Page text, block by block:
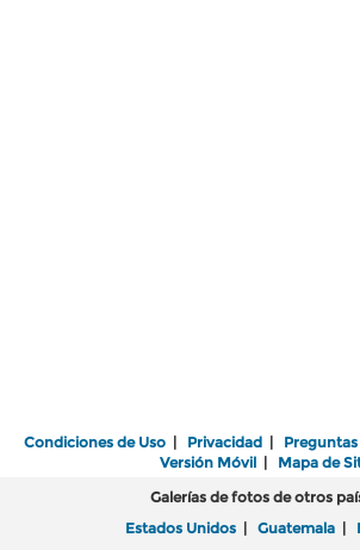
Condiciones de Uso | Privacidad |
Versión Móvil| Mapa de
Galerías de fotos de otros
Estados Unidos | Guatemala |